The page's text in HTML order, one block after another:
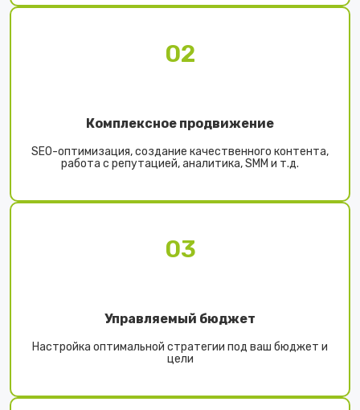
02
Комплексное продвижение
SEO-оптимизация, создание качественного контента,
работа с репутацией, аналитика, SMM и т.д.
03
Управляемый бюджет
Настройка оптимальной стратегии под ваш бюджет и
цели